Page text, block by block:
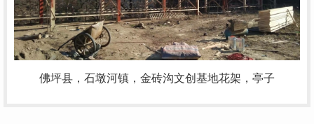
佛坪县，石墩河镇，金砖沟文创基地花架，亭子